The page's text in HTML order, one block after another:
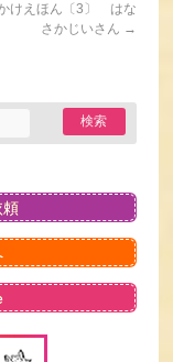
けえほん〔3〕 はな
さかじいさん →
頼